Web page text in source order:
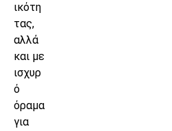
ικότη
τας,
αλλά
και με
ισχυρ
ό
όραμα
για